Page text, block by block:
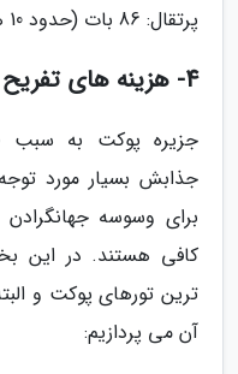
پرتقال: 86 بات (حدود 10 هزار تومان)
4- هزینه های تفریح در پوکت
جزیره پوکت به سبب
جذابش بسیار مورد
برای وسوسه
کافی هستند. در این
ترین تورهای پوکت و
آن می پردازیم: